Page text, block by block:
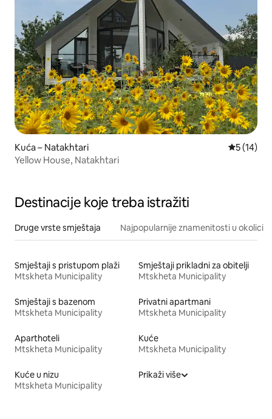
Kuća – Natakhtari Prosječna
5 (14)
Yellow House, Natakhtari
Destinacije koje treba istražiti
Druge vrste smještaja Najpopularnije znamenitosti u okolici
Smještaji s pristupom plaži
Mtskheta Municipality
Smještaji prikladni za obitelji
Mtskheta Municipality
Smještaji s bazenom
Mtskheta Municipality
Privatni apartmani
Mtskheta Municipality
Aparthoteli
Mtskheta Municipality
Kuće
Mtskheta Municipality
Kuće u nizu
Mtskheta Municipality
Prikaži više